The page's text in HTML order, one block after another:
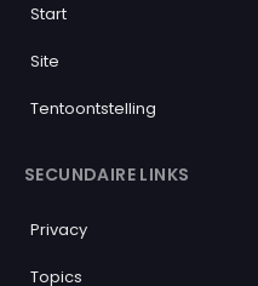
Start
Site
Tentoontstelling
SECUNDAIRE LINKS
Privacy
Topics